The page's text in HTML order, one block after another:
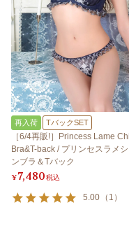
再入荷 TバックSET
［6/4再販!］Princess Lame
Bra&T-back / プリンセスラメ
ンブラ＆Tバック
¥7,480税込
5.00 （ 1 ）